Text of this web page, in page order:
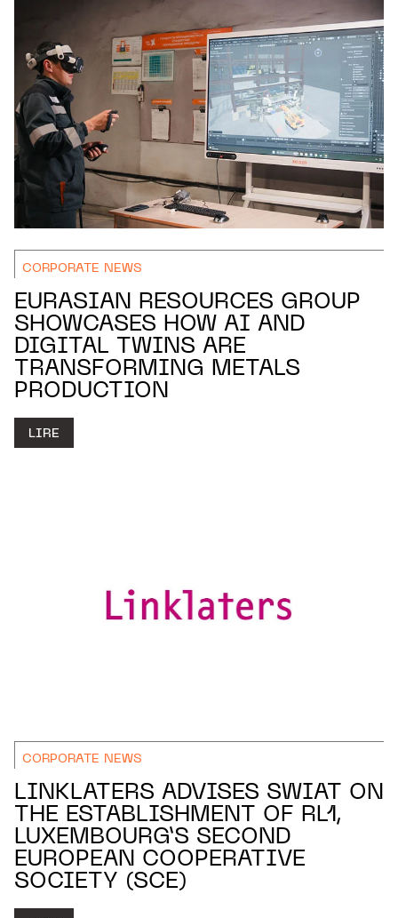
CORPORATE NEWS
EURASIAN RESOURCES GROUP
SHOWCASES HOW AI AND
DIGITAL TWINS ARE
TRANSFORMING METALS
PRODUCTION
LIRE
CORPORATE NEWS
LINKLATERS ADVISES SWIAT ON
THE ESTABLISHMENT OF RL1,
LUXEMBOURG’S SECOND
EUROPEAN COOPERATIVE
SOCIETY (SCE)